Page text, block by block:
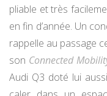
pliable et très
en fin d’année. Un
rappelle au passage
son Connected
Audi Q3 doté lui